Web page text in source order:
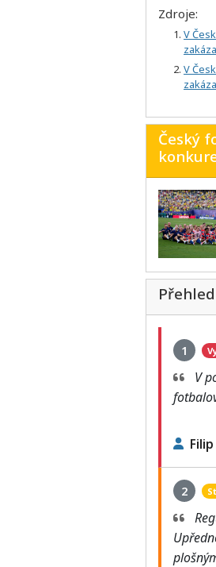
Zdroje:
V
V
Český
1
V
2